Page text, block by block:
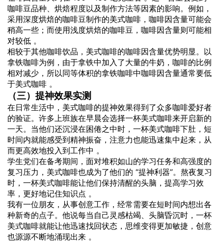
咖啡豆品种、烘焙程度以及制作方法等因素的影响。例如，
采用深度烘焙的咖啡豆制作的美式咖啡，咖啡因含量可能会
稍高一些；而使用浅度烘焙的咖啡豆，咖啡因含量则可能相
对较低 。
相较于其他咖啡饮品，美式咖啡的咖啡因含量优势明显。以
拿铁咖啡为例，由于拿铁中加入了大量的牛奶，咖啡的比例
相对减少，所以同等体积的拿铁咖啡中咖啡因含量通常要低
于美式咖啡 。
（三）提神效果实测
在日常生活中，美式咖啡的提神效果得到了众多咖啡爱好者
的验证。许多上班族在早晨会选择一杯美式咖啡来开启新的
一天。当他们还沉浸在困倦之中时，一杯美式咖啡下肚，短
时间内就能感受到精神振奋，注意力也能迅速集中起来，从
而更高效地投入到工作中 。
学生党们在备考期间，面对堆积如山的学习任务和高强度的
复习压力，美式咖啡也成为了他们的 “提神利器”。熬夜复习
时，一杯美式咖啡能让他们保持清醒的头脑，提高学习效
率，更好地记住知识点 。
我有一位朋友，从事创意工作，经常需要在短时间内想出各
种新奇的点子。他说每当自己灵感枯竭、头脑昏沉时，一杯
美式咖啡就能让他迅速找回状态，思维变得更加敏捷，创意
也源源不断地涌现出来 。